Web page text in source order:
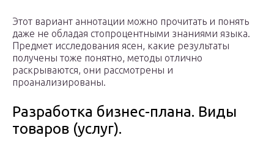
Этот вариант аннотации можно прочитать и понять
даже не обладая стопроцентными знаниями языка.
Предмет исследования ясен, какие результаты
получены тоже понятно, методы отлично
раскрываются, они рассмотрены и
проанализированы.
Разработка бизнес-плана. Виды
товаров (услуг).